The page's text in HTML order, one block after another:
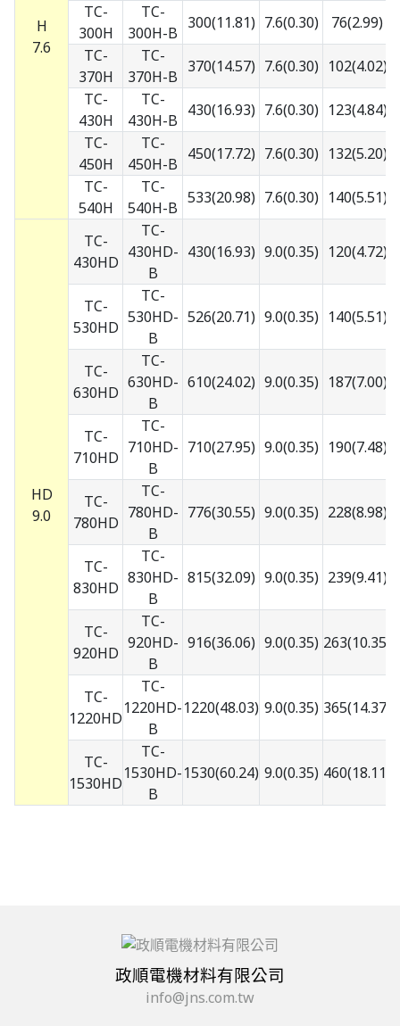
H
7.6
TC-
300H
TC-
300H-B
300(11.81) 7.6(0.30) 76(2.99)
TC-
370H
TC-
370H-B
370(14.57) 7.6(0.30) 102(4.02)
TC-
430H
TC-
430H-B
430(16.93) 7.6(0.30) 123(4.84)
TC-
450H
TC-
450H-B
450(17.72) 7.6(0.30) 132(5.20)
TC-
540H
TC-
540H-B
533(20.98) 7.6(0.30) 140(5.51)
HD
9.0
TC-
430HD
TC-
430HD-
B
430(16.93) 9.0(0.35) 120(4.72)
TC-
530HD
TC-
530HD-
B
526(20.71) 9.0(0.35) 140(5.51)
TC-
630HD
TC-
630HD-
B
610(24.02) 9.0(0.35) 187(7.00)
TC-
710HD
TC-
710HD-
B
710(27.95) 9.0(0.35) 190(7.48)
TC-
780HD
TC-
780HD-
B
776(30.55) 9.0(0.35) 228(8.98)
TC-
830HD
TC-
830HD-
B
815(32.09) 9.0(0.35) 239(9.41)
TC-
920HD
TC-
920HD-
B
916(36.06) 9.0(0.35) 263(10.35)
TC-
1220HD
TC-
1220HD-
B
1220(48.03) 9.0(0.35) 365(14.37)
TC-
1530HD
TC-
1530HD-
B
1530(60.24) 9.0(0.35) 460(18.11)
政順電機材料有限公司
info@jns.com.tw